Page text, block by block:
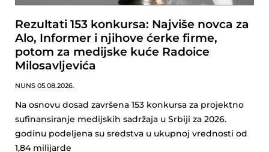
Rezultati 153 konkursa: Najviše novca za
Alo, Informer i njihove ćerke firme,
potom za medijske kuće Radoice
Milosavljevića
NUNS 05.08.2026.
Na osnovu dosad završena 153 konkursa za projektno
sufinansiranje medijskih sadržaja u Srbiji za 2026.
godinu podeljena su sredstva u ukupnoj vrednosti od
1,84 milijarde